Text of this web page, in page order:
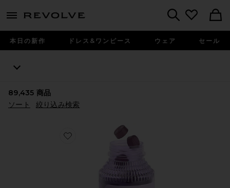
menu - shows more content
本日の新作 ドレス&ワンピース ウェア セール
89,435 商品
ソート
絞り込み検索
Favorite SLEEP ビタミングミ